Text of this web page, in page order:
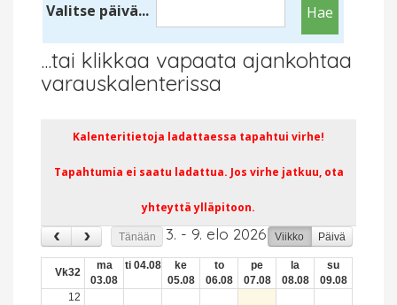
Valitse päivä...
...tai klikkaa vapaata ajankohtaa
varauskalenterissa
Kalenteritietoja ladattaessa tapahtui virhe!
Tapahtumia ei saatu ladattua. Jos virhe jatkuu, ota
yhteyttä ylläpitoon.
Tänään 3. - 9. elo 2026 Viikko Päivä
Vk32
ma
03.08
ti 04.08
ke
05.08
to
06.08
pe
07.08
la
08.08
su
09.08
11
12